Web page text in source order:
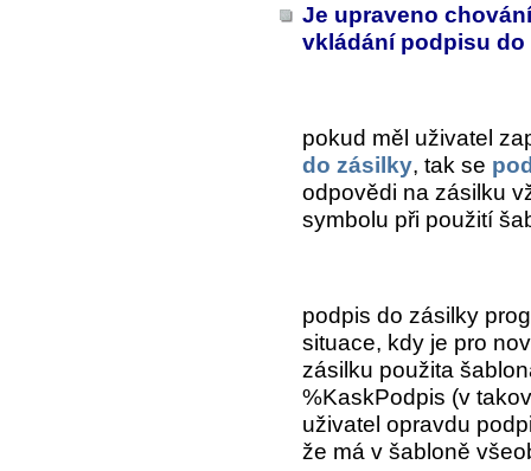
Je upraveno
vkládání podpisu
pokud měl uživatel
do zásilky, tak se
odpovědi na zásilku
symbolu při použití
podpis do zásilky
situace, kdy je pro
zásilku použita
%KaskPodpis (v
uživatel opravdu
že má v šabloně